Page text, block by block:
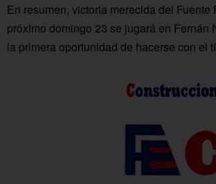
En resumen, victoria merecida del Fuente
próximo domingo 23 se jugará en Fernán
la primera oportunidad de hacerse con el